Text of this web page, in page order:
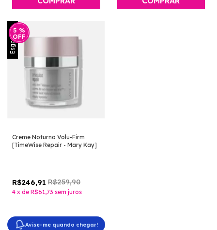
5 %
OFF
Esgotado
Creme Noturno Volu-Firm
[TimeWise Repair - Mary Kay]
R$246,91 R$259,90
4 x de R$61,73 sem juros
Avise-me quando chegar!